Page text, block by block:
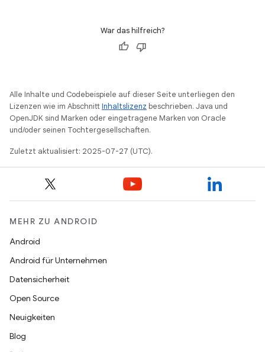
War das hilfreich?
Alle Inhalte und Codebeispiele auf dieser Seite unterliegen den
Lizenzen wie im AbschnittInhaltslizenz beschrieben. Java und
OpenJDK sind Marken oder eingetragene Marken von Oracle
und/oder seinen Tochtergesellschaften.
Zuletzt aktualisiert: 2025-07-27 (UTC).
MEHR ZU ANDROID
Android
Android für Unternehmen
Datensicherheit
Open Source
Neuigkeiten
Blog